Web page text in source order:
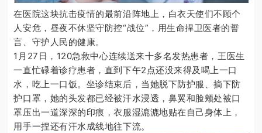
在医院这块抗击疫情的最前沿阵地上，白衣天使们不顾个
人安危，昼夜不休坚守防控“战位”，用生命捍卫医者的誓
言、守护人民的健康。
1月27日，120急救中心连续送来十多名发热患者，王医生
一直忙碌着诊疗患者，直到下午2点还没来得及喝上一口
水，吃上一口饭。坐诊结束后，当她脱下防护服、摘下防
护口罩，她的头发都已经被汗水浸透，鼻翼和脸颊处被口
罩压出一道深深的印痕，衣服湿漉漉地贴在自己身体上，
用手一捏还有汗水成线地往下流。